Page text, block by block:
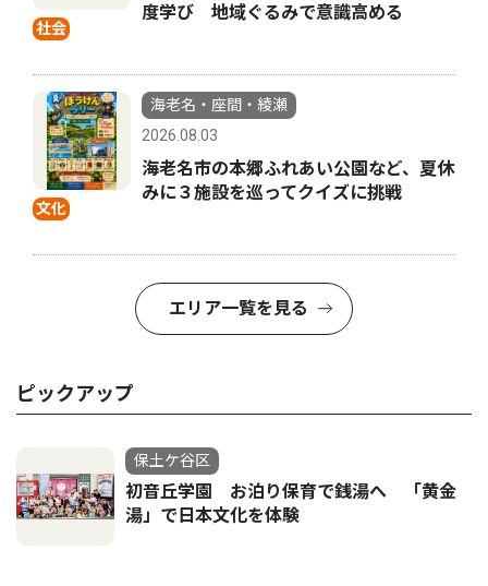
社会
度学び 地域ぐるみで意識高める
文化
海老名・座間・綾瀬
2026.08.03
海老名市の本郷ふれあい公園など、夏休
みに３施設を巡ってクイズに挑戦
エリア一覧を見る
ピックアップ
保土ケ谷区
初音丘学園 お泊り保育で銭湯へ 「黄金
湯」で日本文化を体験